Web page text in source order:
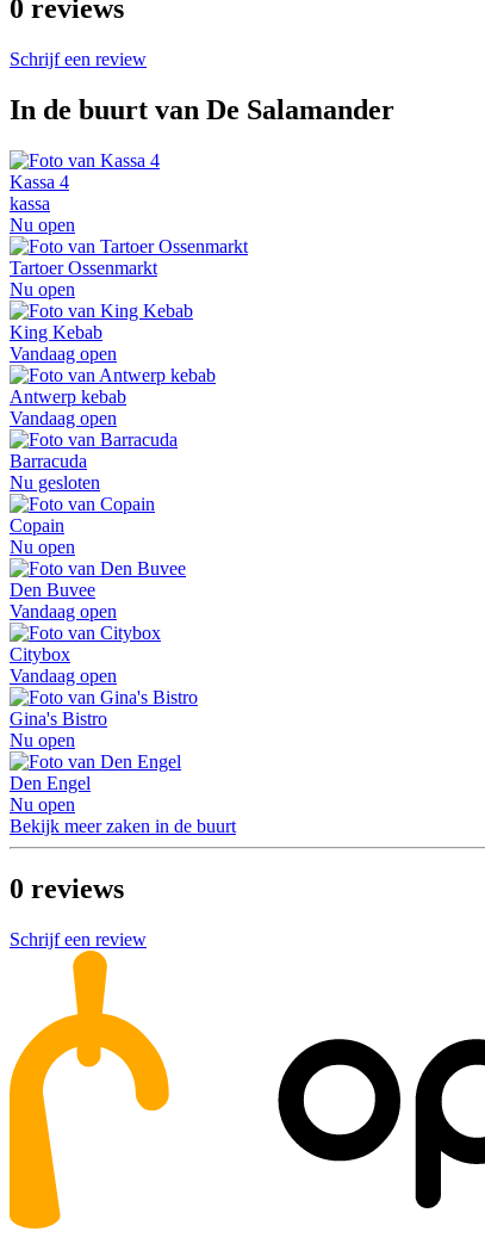
0 reviews
Schrijf een review
In de buurt van De Salamander
Kassa 4
kassa
Nu open
Tartoer Ossenmarkt
Nu open
King Kebab
Vandaag open
Antwerp kebab
Vandaag open
Barracuda
Nu gesloten
Copain
Nu open
Den Buvee
Vandaag open
Citybox
Vandaag open
Gina's Bistro
Nu open
Den Engel
Nu open
Bekijk meer zaken in de buurt
0 reviews
Schrijf een review